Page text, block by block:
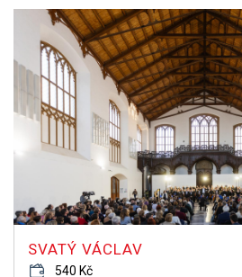
SVATÝ VÁCLAV
540 Kč